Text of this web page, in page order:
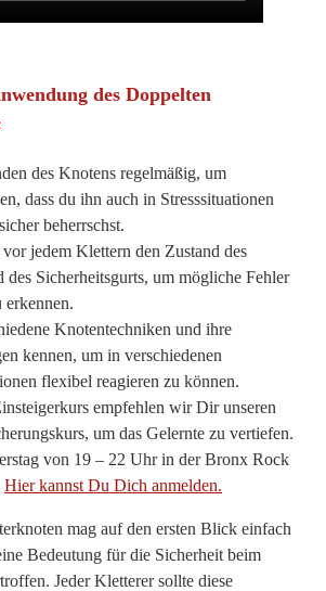
des Doppelten
des Knotens regelmäßig, um
dass du ihn auch in Stresssituationen
beherrschst.
jedem Klettern den Zustand des
des Sicherheitsgurts, um mögliche Fehler
Knotentechniken und ihre
kennen, um in verschiedenen
flexibel reagieren zu können.
empfehlen wir Dir unseren
um das Gelernte zu vertiefen.
von 19 – 22 Uhr in der Bronx Rock
Hier kannst Du Dich anmelden.
mag auf den ersten Blick einfach
Bedeutung für die Sicherheit beim
Jeder Kletterer sollte diese